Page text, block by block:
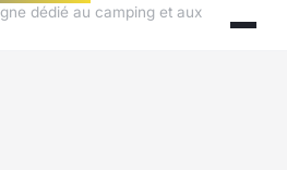
dédié au camping et aux